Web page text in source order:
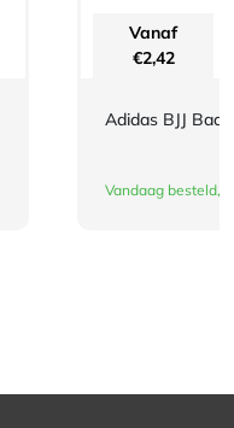
Vanaf
€2,42
Adidas BJJ
Vandaag besteld,